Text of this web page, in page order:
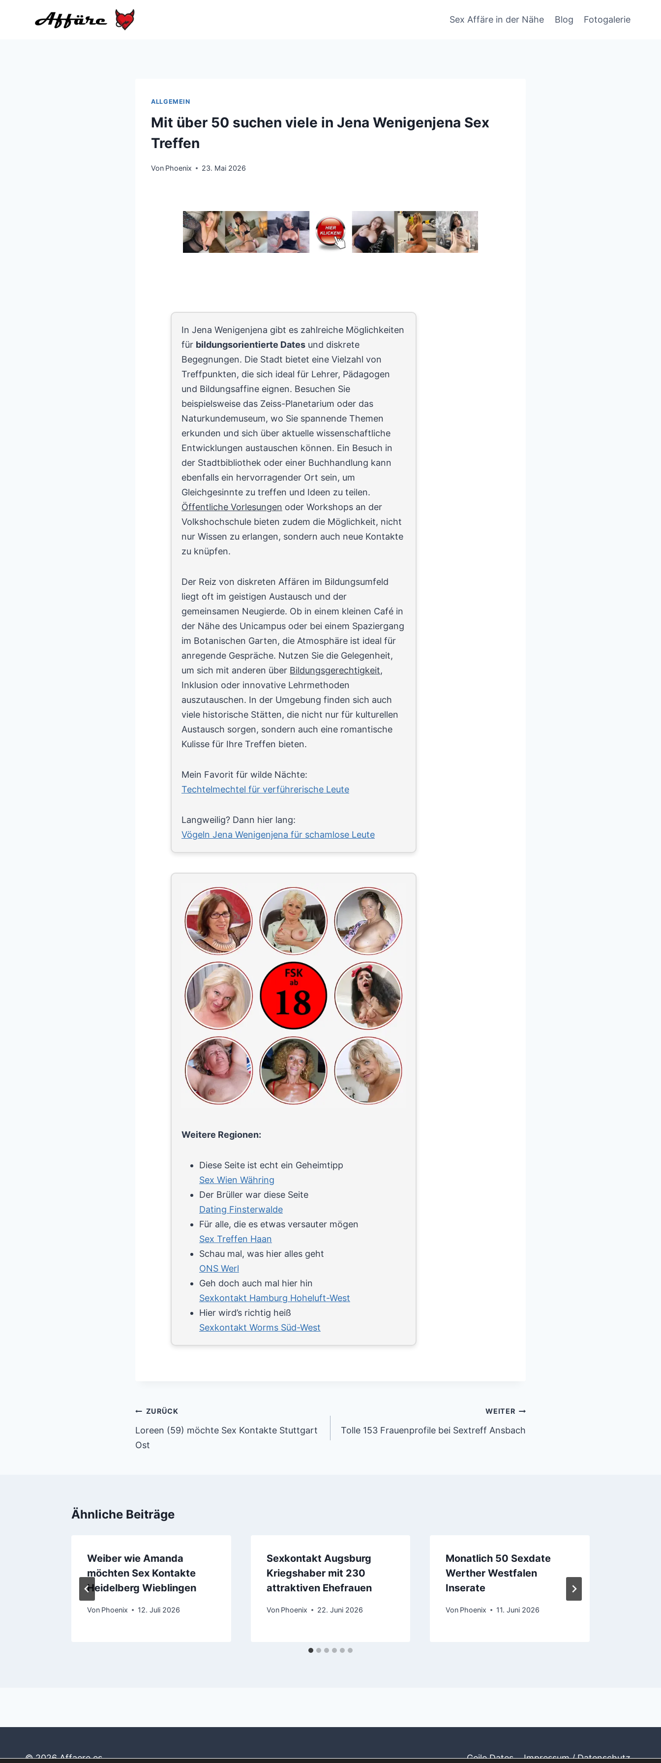
Sex Affäre in der Nähe Blog Fotogalerie
ALLGEMEIN
Mit über 50 suchen viele in Jena Wenigenjena Sex
Treffen
Von Phoenix 23. Mai 2026
In Jena Wenigenjena gibt es zahlreiche Möglichkeiten
für bildungsorientierte Dates und diskrete
Begegnungen. Die Stadt bietet eine Vielzahl von
Treffpunkten, die sich ideal für Lehrer, Pädagogen
und Bildungsaffine eignen. Besuchen Sie
beispielsweise das Zeiss-Planetarium oder das
Naturkundemuseum, wo Sie spannende Themen
erkunden und sich über aktuelle wissenschaftliche
Entwicklungen austauschen können. Ein Besuch in
der Stadtbibliothek oder einer Buchhandlung kann
ebenfalls ein hervorragender Ort sein, um
Gleichgesinnte zu treffen und Ideen zu teilen.
Öffentliche Vorlesungen oder Workshops an der
Volkshochschule bieten zudem die Möglichkeit, nicht
nur Wissen zu erlangen, sondern auch neue Kontakte
zu knüpfen.
Der Reiz von diskreten Affären im Bildungsumfeld
liegt oft im geistigen Austausch und der
gemeinsamen Neugierde. Ob in einem kleinen Café in
der Nähe des Unicampus oder bei einem Spaziergang
im Botanischen Garten, die Atmosphäre ist ideal für
anregende Gespräche. Nutzen Sie die Gelegenheit,
um sich mit anderen über Bildungsgerechtigkeit,
Inklusion oder innovative Lehrmethoden
auszutauschen. In der Umgebung finden sich auch
viele historische Stätten, die nicht nur für kulturellen
Austausch sorgen, sondern auch eine romantische
Kulisse für Ihre Treffen bieten.
Mein Favorit für wilde Nächte:
Techtelmechtel für verführerische Leute
Langweilig? Dann hier lang:
Vögeln Jena Wenigenjena für schamlose Leute
Weitere Regionen:
Diese Seite ist echt ein Geheimtipp
Sex Wien Währing
Der Brüller war diese Seite
Dating Finsterwalde
Für alle, die es etwas versauter mögen
Sex Treffen Haan
Schau mal, was hier alles geht
ONS Werl
Geh doch auch mal hier hin
Sexkontakt Hamburg Hoheluft-West
Hier wird’s richtig heiß
Sexkontakt Worms Süd-West
Beitragsnavigation
ZURÜCK
Loreen (59) möchte Sex Kontakte Stuttgart
Ost
WEITER
Tolle 153 Frauenprofile bei Sextreff Ansbach
Ähnliche Beiträge
Weiber wie Amanda
möchten Sex Kontakte
Heidelberg Wieblingen
Von Phoenix 12. Juli 2026
Sexkontakt Augsburg
Kriegshaber mit 230
attraktiven Ehefrauen
Von Phoenix 22. Juni 2026
Monatlich 50 Sexdate
Werther Westfalen
Inserate
Von Phoenix 11. Juni 2026
© 2026 Affaere.es Geile Dates Impressum / Datenschutz